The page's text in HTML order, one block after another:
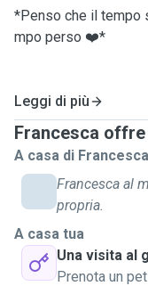
*Penso che il tempo
mpo perso ❤️*
Leggi di più
Francesca offre
A casa di Francesca
Francesca al
propria.
A casa tua
Una visita al
Prenota un